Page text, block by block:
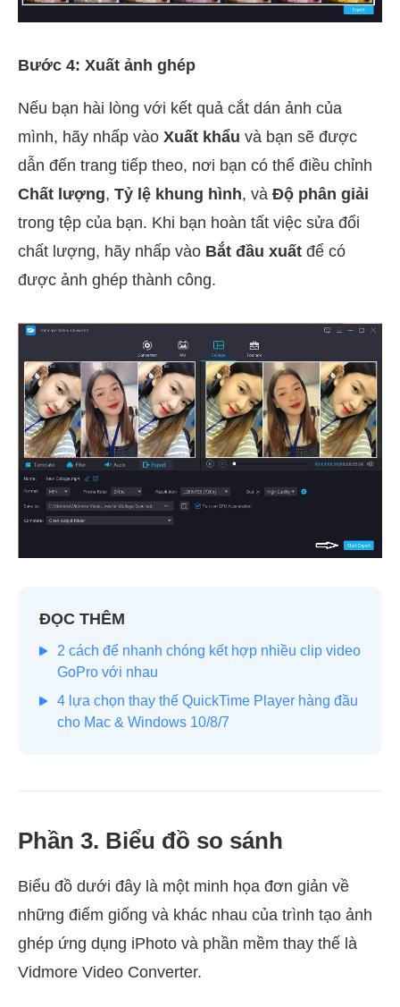
Bước 4: Xuất ảnh ghép
Nếu bạn hài lòng với kết quả cắt dán ảnh của
mình, hãy nhấp vào Xuất khẩu và bạn sẽ được
dẫn đến trang tiếp theo, nơi bạn có thể điều chỉnh
Chất lượng, Tỷ lệ khung hình, và Độ phân giải
trong tệp của bạn. Khi bạn hoàn tất việc sửa đổi
chất lượng, hãy nhấp vào Bắt đầu xuất để có
được ảnh ghép thành công.
ĐỌC THÊM
2 cách để nhanh chóng kết hợp nhiều clip video
GoPro với nhau
4 lựa chọn thay thế QuickTime Player hàng đầu
cho Mac & Windows 10/8/7
Phần 3. Biểu đồ so sánh
Biểu đồ dưới đây là một minh họa đơn giản về
những điểm giống và khác nhau của trình tạo ảnh
ghép ứng dụng iPhoto và phần mềm thay thế là
Vidmore Video Converter.